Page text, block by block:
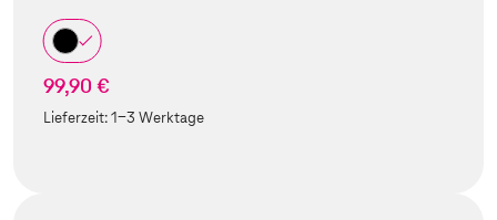
99,90 €
Lieferzeit:1-3 Werktage